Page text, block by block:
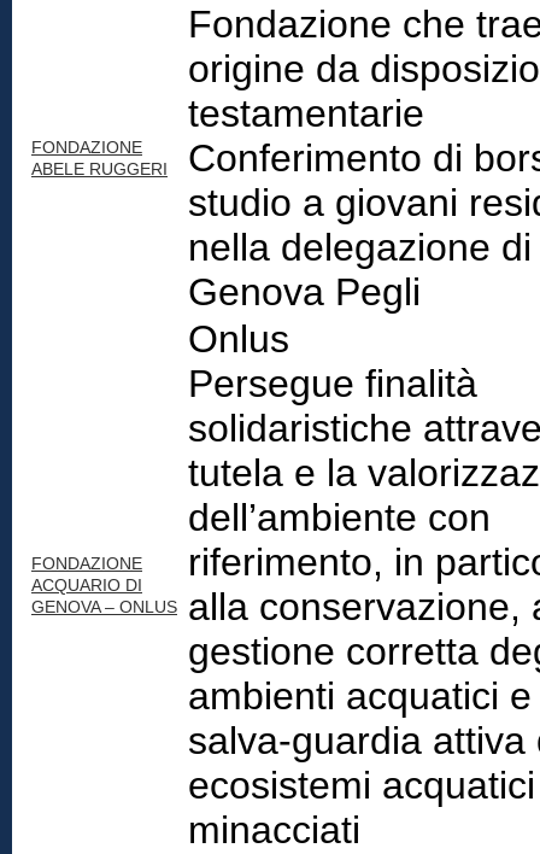
FONDAZIONE
ABELE RUGGERI
Fondazione che
origine da
testamentarie
Conferimento di
studio a giovani
nella delegazione di
Genova Pegli
FONDAZIONE
ACQUARIO DI
GENOVA – ONLUS
Onlus
Persegue finalità
solidaristiche
tutela e la
dell’ambiente con
riferimento, in
alla conservazione,
gestione corretta
ambienti acquatici
salva-guardia attiva
ecosistemi acquatici
minacciati